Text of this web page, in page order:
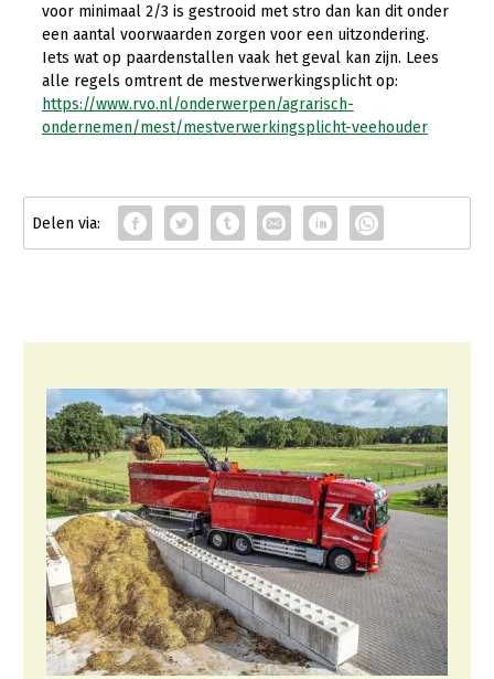
voor minimaal 2/3 is gestrooid met stro dan kan dit onder
een aantal voorwaarden zorgen voor een uitzondering.
Iets wat op paardenstallen vaak het geval kan zijn. Lees
alle regels omtrent de mestverwerkingsplicht op:
https://www.rvo.nl/onderwerpen/agrarisch-
ondernemen/mest/mestverwerkingsplicht-veehouder